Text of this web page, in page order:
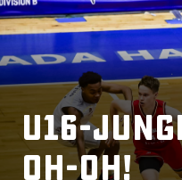
U16-
oh-oh!